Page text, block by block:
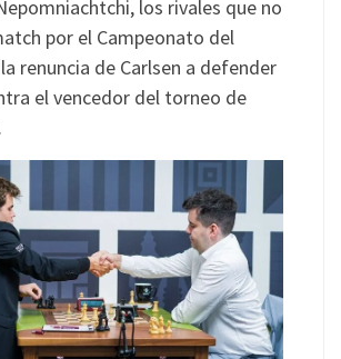
los rivales que no
por el Campeonato del
renuncia de Carlsen a defender
el vencedor del torneo de